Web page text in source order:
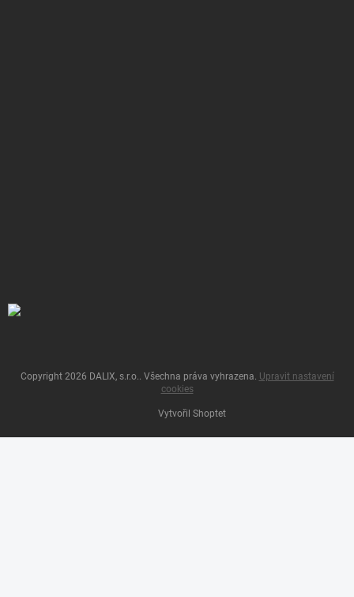
Vytvořil Shoptet
Copyright 2026 DALIX, s.r.o.. Všechna práva vyhrazena. Upravit nastavení
cookies